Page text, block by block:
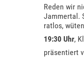
Reden wir
Jammertal.
ratlos,
19:30 Uhr,
präsentiert